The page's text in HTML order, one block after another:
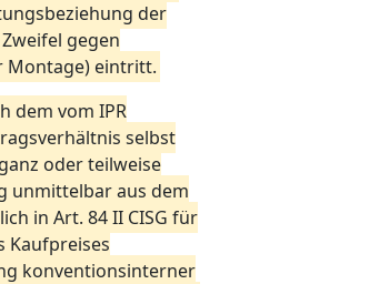
der
gegen
Montage) eintritt.
dem vom IPR
selbst
oder teilweise
unmittelbar aus dem
in Art. 84 II CISG für
Kaufpreises
konventionsinterner